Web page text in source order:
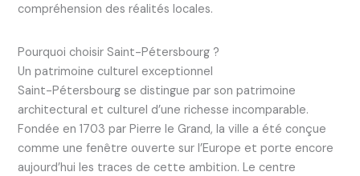
compréhension des réalités locales.
Pourquoi choisir Saint-Pétersbourg ?
Un patrimoine culturel exceptionnel
Saint-Pétersbourg se distingue par son patrimoine
architectural et culturel d’une richesse incomparable.
Fondée en 1703 par Pierre le Grand, la ville a été conçue
comme une fenêtre ouverte sur l’Europe et porte encore
aujourd’hui les traces de cette ambition. Le centre